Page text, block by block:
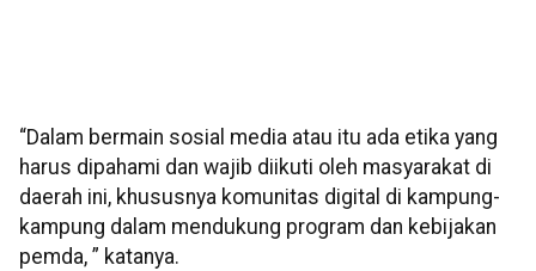
“Dalam bermain sosial media atau itu ada etika yang
harus dipahami dan wajib diikuti oleh masyarakat di
daerah ini, khususnya komunitas digital di kampung-
kampung dalam mendukung program dan kebijakan
pemda, ” katanya.